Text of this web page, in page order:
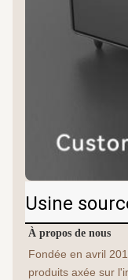
Usine
À propos de nous
Fondée en avril
produits axée sur